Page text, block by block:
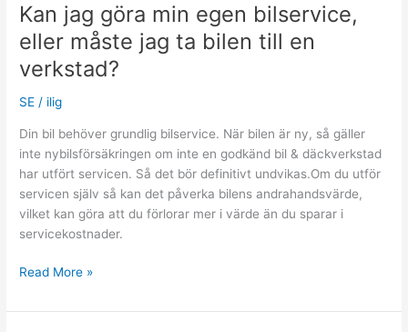
Kan jag göra min egen bilservice,
eller måste jag ta bilen till en
verkstad?
SE / ilig
Din bil behöver grundlig bilservice. När bilen är ny, så gäller
inte nybilsförsäkringen om inte en godkänd bil & däckverkstad
har utfört servicen. Så det bör definitivt undvikas.Om du utför
servicen själv så kan det påverka bilens andrahandsvärde,
vilket kan göra att du förlorar mer i värde än du sparar i
servicekostnader.
Kan
göra
Read More »